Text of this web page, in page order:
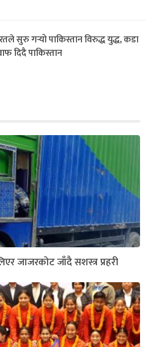
सुरु गर्‍यो पाकिस्तान विरुद्ध युद्ध, कडा
दिदै पाकिस्तान
जाजरकोट जाँदै सशस्त्र प्रहरी